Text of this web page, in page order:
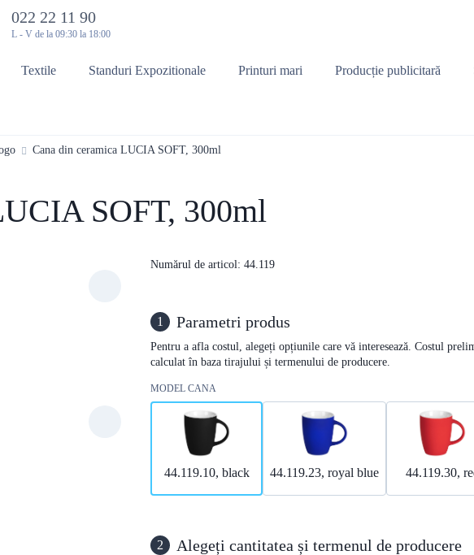
022 22 11 90
L - V de la 09:30 la 18:00
Textile Standuri Expozitionale Printuri mari Producție publicitară
Cana din ceramica LUCIA SOFT, 300ml
SOFT, 300ml
Numărul de articol: 44.119
1 Parametri produs
Pentru a afla costul, alegeți opțiunile care vă interesează. Costul
calculat în baza tirajului și termenului de producere.
MODEL CANA
44.119.10, black 44.119.23, royal blue 44.119.30,
2 Alegeți cantitatea și termenul de producere